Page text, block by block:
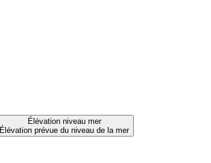
Élévation niveau mer
Élévation prévue du niveau de la mer